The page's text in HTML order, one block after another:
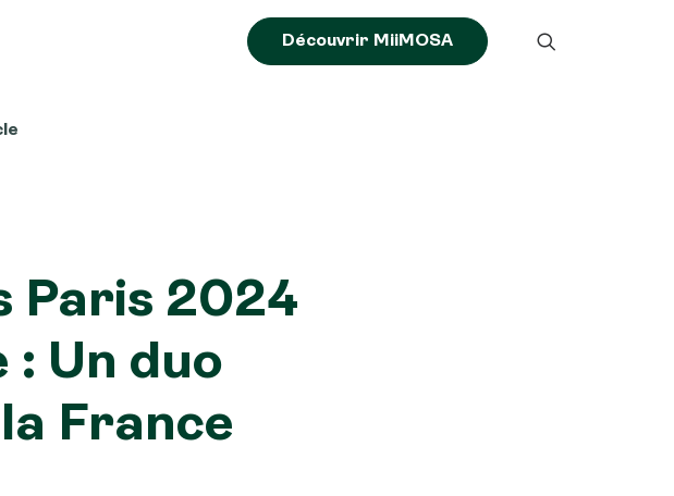
Découvrir MiiMOSA
Paris 2024
Un duo
France